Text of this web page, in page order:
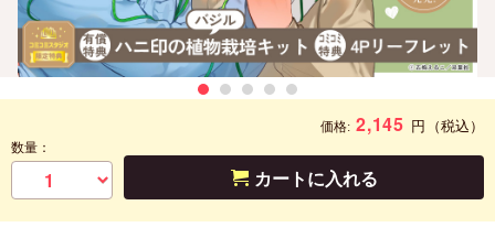
価格: 2,145 円 （税込）
数量：
カートに入れる